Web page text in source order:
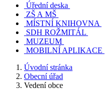
Úřední deska
ZŠ A MŠ
MÍSTNÍ KNIHOVNA
SDH ROŽMITÁL
MUZEUM
MOBILNÍ APLIKACE
Úvodní stránka
Obecní úřad
Vedení obce